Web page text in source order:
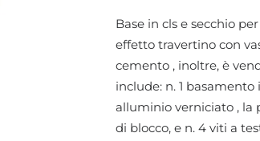
Base in cls e secchio
effetto travertino con
cemento , inoltre, è
include: n. 1
alluminio verniciato , la
di blocco, e n. 4 viti a